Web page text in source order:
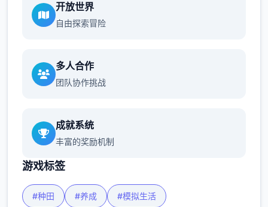
开放世界
自由探索冒险
多人合作
团队协作挑战
成就系统
丰富的奖励机制
游戏标签
#种田 #养成 #模拟生活